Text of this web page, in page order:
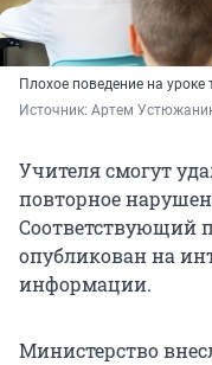
Плохое поведение на уроке
Источник: Артем
Учителя смогут
повторное
Соответствующий
опубликован на
информации.
Министерство